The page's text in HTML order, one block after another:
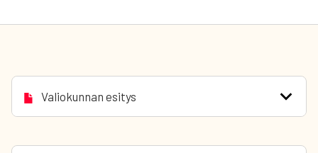
Valiokunnan esitys